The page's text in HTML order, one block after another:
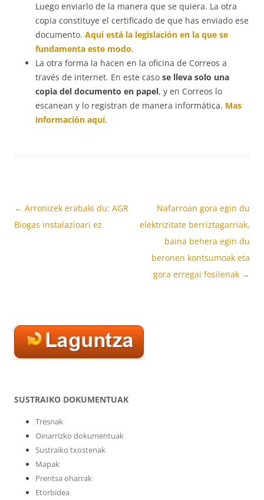
Luego enviarlo de la manera que se quiera. La otra
copia constituye el certificado de que has enviado ese
documento. Aquí está la legislación en la que se
fundamenta este modo.
La otra forma la hacen en la oficina de Correos a
través de internet. En este caso se lleva solo una
copia del documento en papel, y en Correos lo
escanean y lo registran de manera informática. Mas
información aquí.
Bidalketen
zehar
← Arronizek erabaki du: AGR
Biogas instalazioari ez
Nafarroan gora egin du
elektrizitate berriztagarriak,
baina behera egin du
beronen kontsumoak eta
gora erregai fosilenak →
SUSTRAIKO DOKUMENTUAK
Tresnak
Oinarrizko dokumentuak
Sustraiko txostenak
Mapak
Prentsa oharrak
Etorbidea